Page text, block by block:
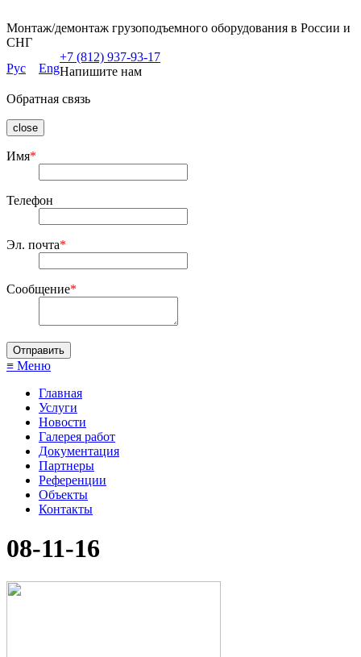
Монтаж/демонтаж грузоподъемного оборудования в России и
СНГ
Рус
Eng
+7 (812) 937-93-17
Напишите нам
Обратная связь
close
Имя*
Телефон
Эл. почта*
Сообщение*
≡ Меню
Главная
Услуги
Новости
Галерея работ
Документация
Партнеры
Референции
Объекты
Контакты
08-11-16